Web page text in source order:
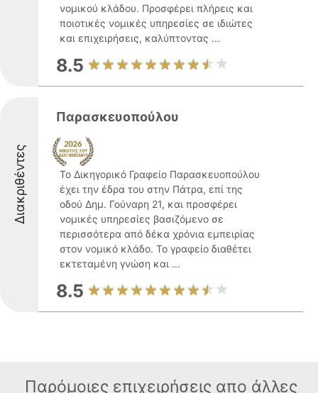
νομικού κλάδου. Προσφέρει πλήρεις και
ποιοτικές νομικές υπηρεσίες σε ιδιώτες
και επιχειρήσεις, καλύπτοντας ...
8.5
Διακριθέντες
Παρασκευοπούλου
Το Δικηγορικό Γραφείο Παρασκευοπούλου
έχει την έδρα του στην Πάτρα, επί της
οδού Δημ. Γούναρη 21, και προσφέρει
νομικές υπηρεσίες βασιζόμενο σε
περισσότερα από δέκα χρόνια εμπειρίας
στον νομικό κλάδο. Το γραφείο διαθέτει
εκτεταμένη γνώση και ...
8.5
Παρόμοιες επιχειρήσεις απο άλλες